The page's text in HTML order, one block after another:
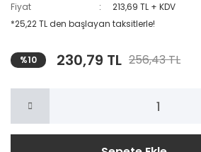
Fiyat
213,69 TL + KDV
*25,22 TL den başlayan taksitlerle!
%10 230,79 TL 256,43 TL